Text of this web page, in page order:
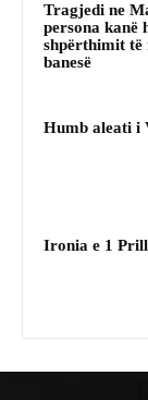
Tragjedi ne
persona kanë
shpërthimit
banesë
Humb aleati i
Ironia e 1